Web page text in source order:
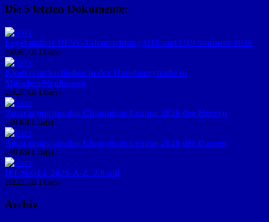
Die 5 letzten Dokumente:
Ergebnisliste DESV-Talentsichtung U16 und U19 Sommer 2026
290.98 KB 1 file(s)
Kinderstockschießen in der Hanebergstraße in
München/Neuhausen
253.27 KB 1 file(s)
Austragungsmodus Champions League 2026 der Herren
0.00 KB 1 file(s)
Austragungsmodus Champions League 2026 der Damen
0.00 KB 1 file(s)
IFI-SpGLi_2025-A-Z_2.0.pdf
292.22 KB 1 file(s)
Archiv